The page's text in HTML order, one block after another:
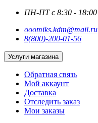
ПН-ПТ с 8:30 - 18:00
ooomiks.kdm@mail.ru
8(800)-200-01-56
Услуги магазина
Обратная связь
Мой аккаунт
Доставка
Отследить заказ
Мои заказы